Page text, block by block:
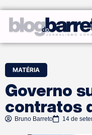
MATÉRIA
Governo
contratos
Bruno Barreto 14 de